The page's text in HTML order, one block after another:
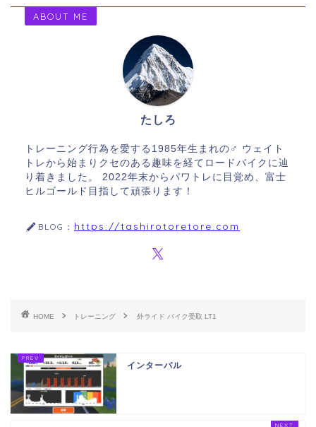
ABOUT ME
たしろ
トレーニング行為を愛する1985年生まれの♂ ウェイト
トレから始まりクセのある趣味を経てロードバイクに辿
り着きました。 2022年末からパワトレに目覚め、富士
ヒルゴールド目指して頑張ります！
BLOG： https://tashirotoretore.com
HOME トレーニング 外ライド バイク受取 LT1
インターバル